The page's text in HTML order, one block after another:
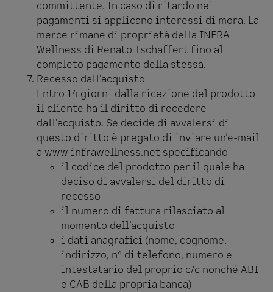
committente. In caso di ritardo nei
pagamenti si applicano interessi di mora. La
merce rimane di proprietà della INFRA
Wellness di Renato Tschaffert fino al
completo pagamento della stessa.
Recesso dall’acquisto
Entro 14 giorni dalla ricezione del prodotto
il cliente ha il diritto di recedere
dall’acquisto. Se decide di avvalersi di
questo diritto è pregato di inviare un’e-mail
a www infrawellness.net specificando
il codice del prodotto per il quale ha
deciso di avvalersi del diritto di
recesso
il numero di fattura rilasciato al
momento dell’acquisto
i dati anagrafici (nome, cognome,
indirizzo, n° di telefono, numero e
intestatario del proprio c/c nonché ABI
e CAB della propria banca)